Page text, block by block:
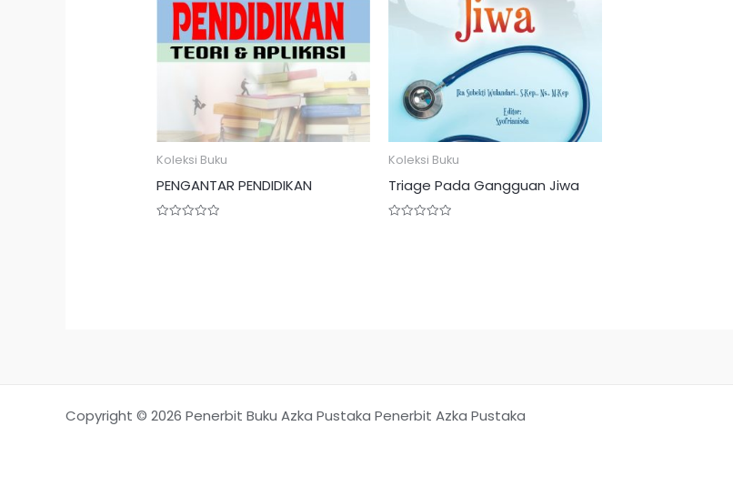
Koleksi Buku
PENGANTAR PENDIDIKAN
Koleksi Buku
Triage Pada Gangguan Jiwa
Copyright © 2026 Penerbit Buku Azka Pustaka Penerbit Azka Pustaka